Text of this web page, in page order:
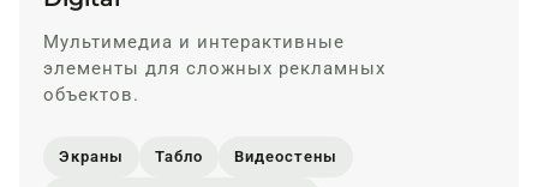
Мультимедиа и интерактивные
элементы для сложных рекламных
объектов.
Экраны Табло Видеостены